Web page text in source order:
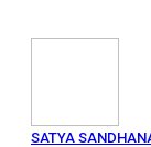
SATYA